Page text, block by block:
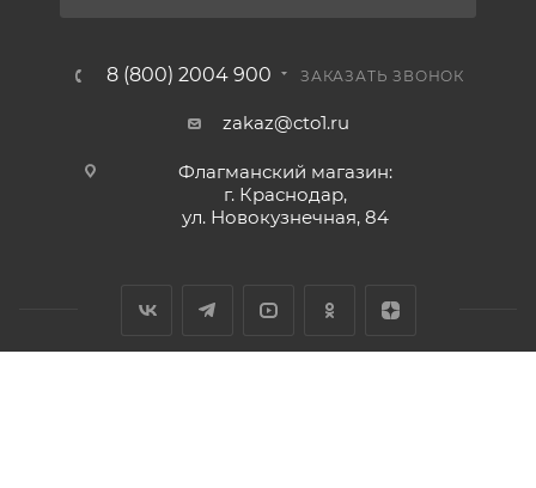
8 (800) 2004 900 ЗАКАЗАТЬ ЗВОНОК
zakaz@cto1.ru
Флагманский магазин:
г. Краснодар,
ул. Новокузнечная, 84